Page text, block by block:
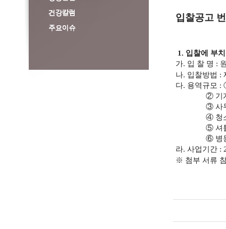
입찰공고
1. 입찰에 부
가. 입 찰 명 :
나. 입찰방법 :
다. 용역규모
② 기계실
③ 사무
④ 청소 :
⑤ 셔틀버
⑥ 병동
라. 사업기간 :
※ 첨부 서류